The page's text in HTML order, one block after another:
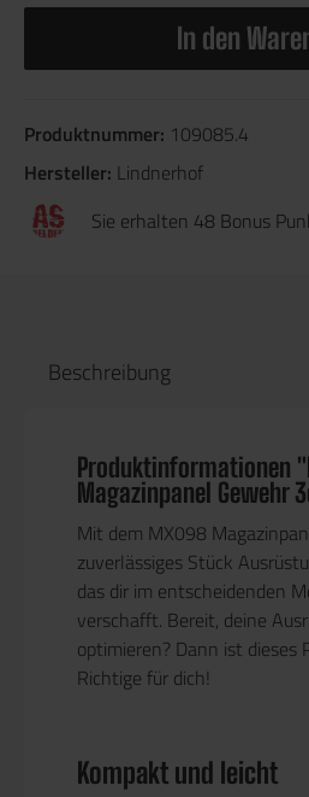
In den
Produktnummer: 109085.4
Hersteller: Lindnerhof
Sie erhalten 48 Bonus
Beschreibung
Produktinformationen
Magazinpanel Gewehr
Mit dem MX098
zuverlässiges Stück
das dir im entscheidenden
verschafft. Bereit, deine
optimieren? Dann ist dieses
Richtige für dich!
Kompakt und leicht